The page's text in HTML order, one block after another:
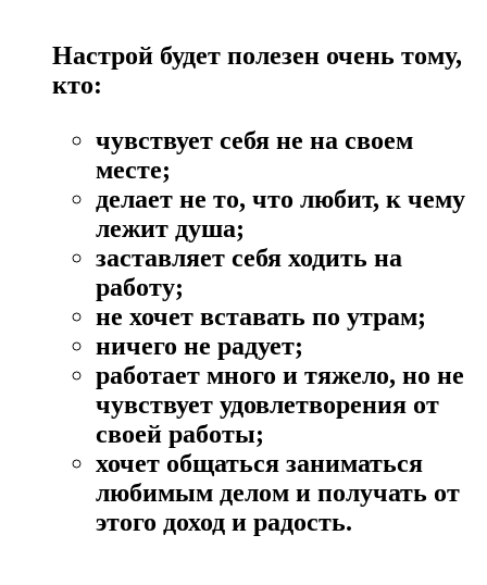
Настрой будет полезен очень тому,
кто:
чувствует себя не на своем
месте;
делает не то, что любит, к чему
лежит душа;
заставляет себя ходить на
работу;
не хочет вставать по утрам;
ничего не радует;
работает много и тяжело, но не
чувствует удовлетворения от
своей работы;
хочет общаться заниматься
любимым делом и получать от
этого доход и радость.